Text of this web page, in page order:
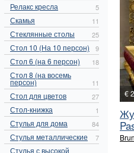
Релакс кресла 5
Скамья 11
Стеклянные столы 25
Стол 10 (На 10 персон) 9
Стол 6 (на 6 персон) 18
Стол 8 (на восемь
персон) 11
Стол для цветов 27
Стол-книжка 1
Стулья для дома 84
Стулья металлические 7
Стулья с высокой
€